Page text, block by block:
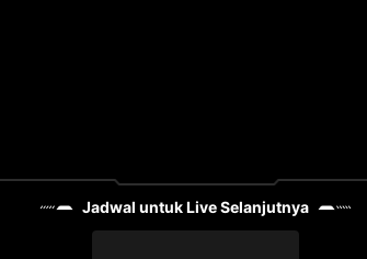
Jadwal untuk Live Selanjutnya